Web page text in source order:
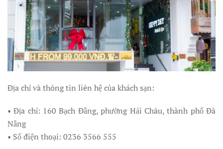
Địa chỉ và thông tin liên hệ của khách sạn:
• Địa chỉ: 160 Bạch Đằng, phường Hải Châu, thành phố Đà
Nẵng
• Số điện thoại: 0236 3566 555